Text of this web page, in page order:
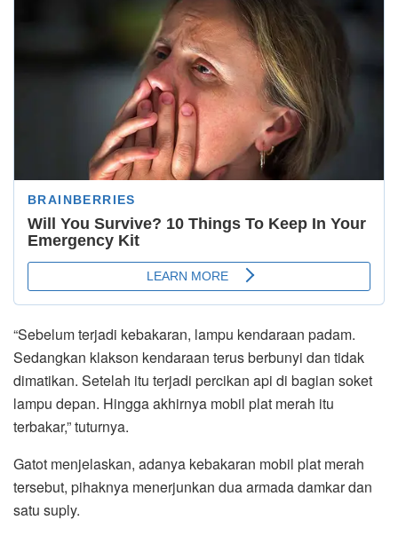
“Sebelum terjadi kebakaran, lampu kendaraan padam.
Sedangkan klakson kendaraan terus berbunyi dan tidak
dimatikan. Setelah itu terjadi percikan api di bagian soket
lampu depan. Hingga akhirnya mobil plat merah itu
terbakar,” tuturnya.
Gatot menjelaskan, adanya kebakaran mobil plat merah
tersebut, pihaknya menerjunkan dua armada damkar dan
satu suply.